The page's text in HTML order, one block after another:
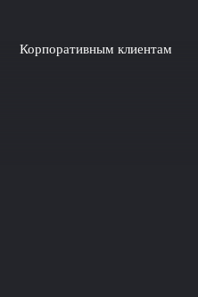
Корпоративным клиентам